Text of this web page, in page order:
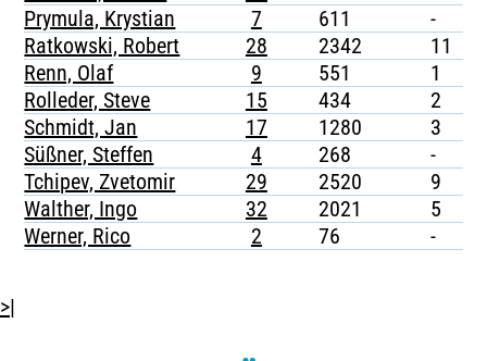
Prymula, Krystian
7 611 -
Ratkowski, Robert
28 2342 11
Renn, Olaf
9 551 1
Rolleder, Steve
15 434 2
Schmidt, Jan
17 1280 3
Süßner, Steffen
4 268 -
Tchipev, Zvetomir
29 2520 9
Walther, Ingo
32 2021 5
Werner, Rico
2 76 -
>|